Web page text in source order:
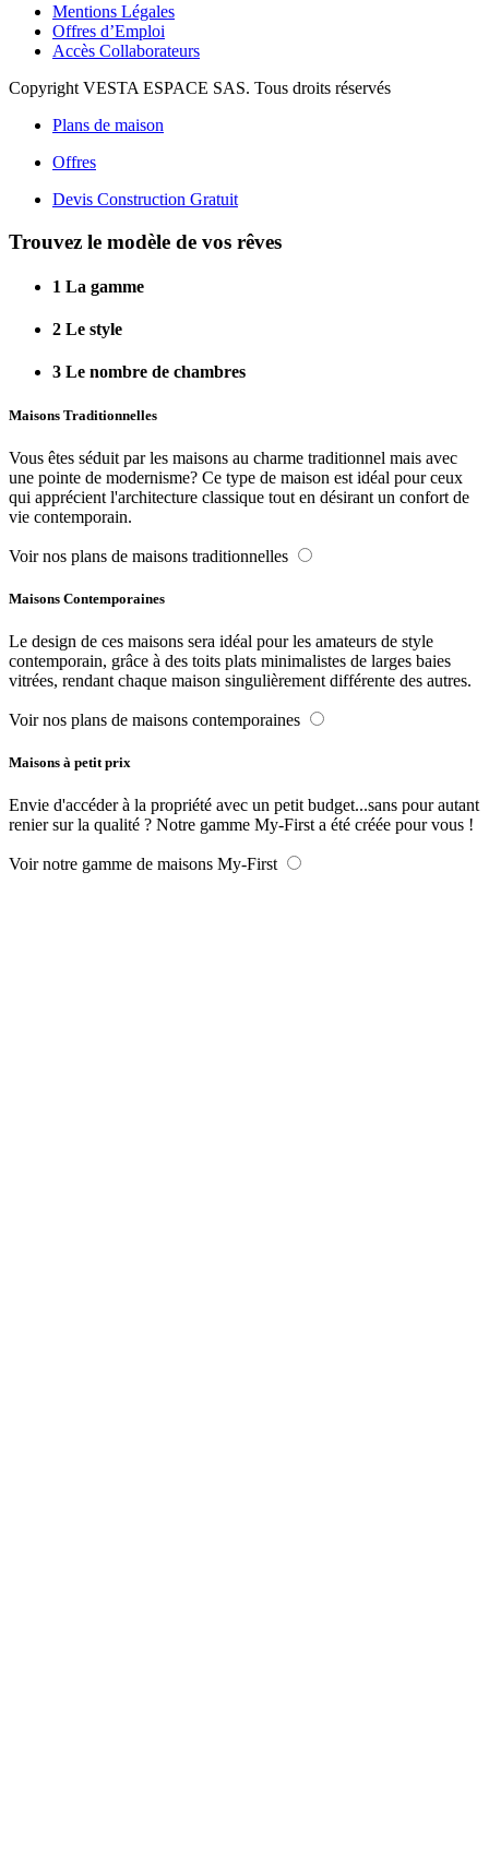
Mentions Légales
Offres d’Emploi
Accès Collaborateurs
Copyright VESTA ESPACE SAS. Tous droits réservés
Plans de maison
Offres
Devis Construction Gratuit
Trouvez le modèle de vos rêves
1 La gamme
2 Le style
3 Le nombre de chambres
Maisons Traditionnelles
Vous êtes séduit par les maisons au charme traditionnel mais avec
une pointe de modernisme? Ce type de maison est idéal pour ceux
qui apprécient l'architecture classique tout en désirant un confort de
vie contemporain.
Voir nos plans de maisons traditionnelles
Maisons Contemporaines
Le design de ces maisons sera idéal pour les amateurs de style
contemporain, grâce à des toits plats minimalistes de larges baies
vitrées, rendant chaque maison singulièrement différente des autres.
Voir nos plans de maisons contemporaines
Maisons à petit prix
Envie d'accéder à la propriété avec un petit budget...sans pour autant
renier sur la qualité ? Notre gamme My-First a été créée pour vous !
Voir notre gamme de maisons My-First